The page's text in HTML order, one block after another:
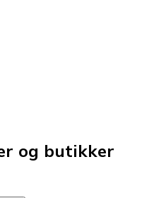
og butikker